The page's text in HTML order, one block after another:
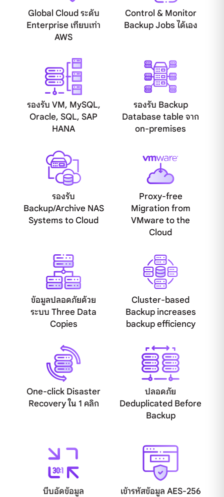
Global Cloud ระดับ
Enterprise เทียบเท่า
AWS
Control & Monitor
Backup Jobs ได้เอง
รองรับ VM, MySQL,
Oracle, SQL, SAP
HANA
รองรับ Backup
Database table จาก
on-premises
รองรับ
Backup/Archive NAS
Systems to Cloud
Proxy-free
Migration from
VMware to the
Cloud
ข้อมูลปลอดภัยด้วย
ระบบ Three Data
Copies
Cluster-based
Backup increases
backup efficiency
One-click Disaster
Recovery ใน 1 คลิก
ปลอดภัย
Deduplicated Before
Backup
บีบอัดข้อมูล
เข้ารหัสข้อมูล AES-256